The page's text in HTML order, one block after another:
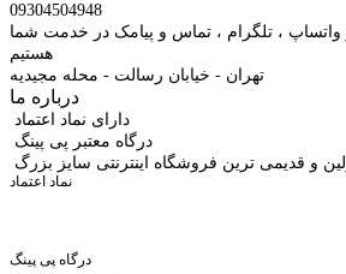
09304504948
واتساپ ، تلگرام ، تماس و پیامک در خدمت شما
هستیم
تهران - خیابان رسالت - محله مجیدیه
درباره ما
دارای نماد اعتماد
درگاه معتبر پی پینگ
و قدیمی ترین فروشگاه اینترنتی سایز بزرگ
نماد اعتماد
درگاه پی پینگ